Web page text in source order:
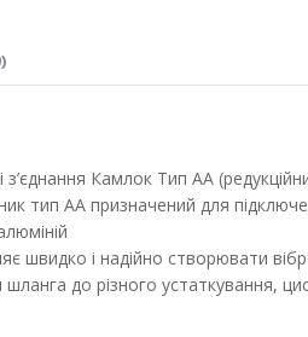
Камлок Тип AA
тип АА призначений для
швидко і надійно створювати
до різного устаткування,